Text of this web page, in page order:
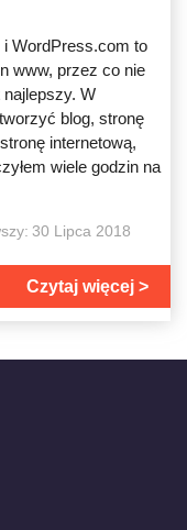
WordPress.com to
www, przez co nie
W
blog, stronę
internetową,
wiele godzin na
30 Lipca 2018
Czytaj więcej